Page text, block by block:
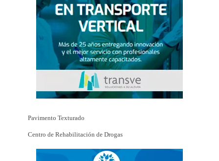
Pavimento Texturado
Centro de Rehabilitación de Drogas